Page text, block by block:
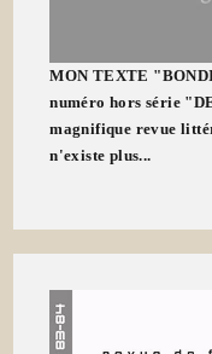
MON TEXTE
numéro hors série
magnifique revue
n'existe plus...